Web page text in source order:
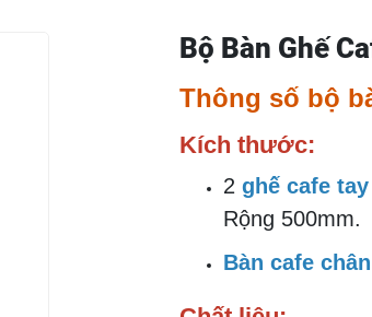
Bộ Bàn Ghế
Thông số bộ
Kích thước:
2 ghế cafe
Rộng 500mm.
Bàn cafe